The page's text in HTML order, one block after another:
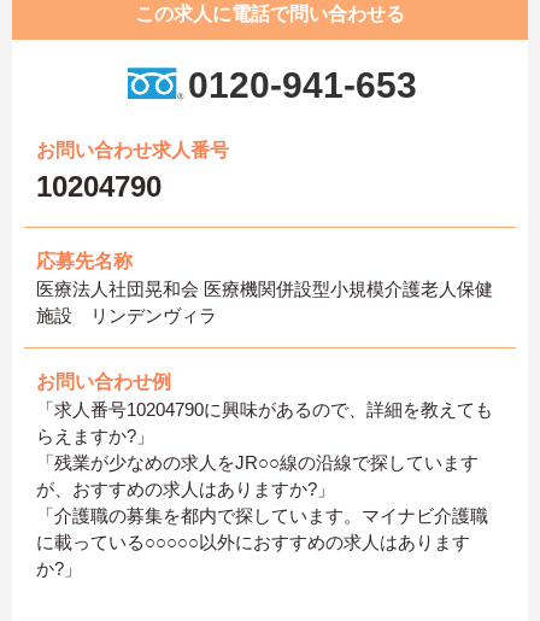
この求人に電話で問い合わせる
0120-941-653
お問い合わせ求人番号
10204790
応募先名称
医療法人社団晃和会 医療機関併設型小規模介護老人保健
施設 リンデンヴィラ
お問い合わせ例
「求人番号10204790に興味があるので、詳細を教えても
らえますか?」
「残業が少なめの求人をJR○○線の沿線で探しています
が、おすすめの求人はありますか?」
「介護職の募集を都内で探しています。マイナビ介護職
に載っている○○○○○以外におすすめの求人はあります
か?」